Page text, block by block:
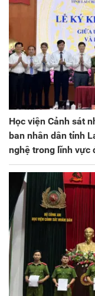
Học viện Cảnh sát
ban nhân dân tỉnh
nghệ trong lĩnh vực